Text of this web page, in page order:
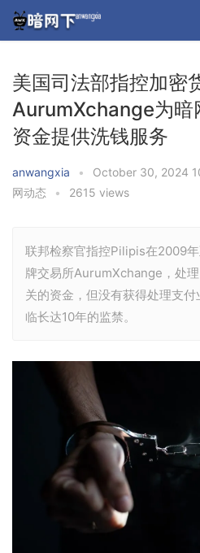
美国司法部指控加密
AurumXchange为暗
资金提供洗钱服务
anwangxia • October 30, 2024
网动态
• 2615 views
联邦检察官指控Pilipis在2009
牌交易所AurumXchange，处
关的资金，但没有获得处理支
临长达10年的监禁。